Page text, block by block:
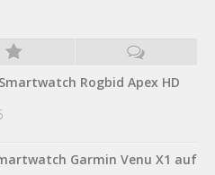
Rogbid Apex HD
Garmin Venu X1 auf